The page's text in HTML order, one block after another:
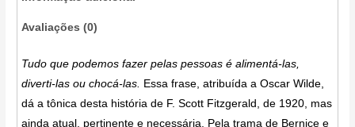
Avaliações (0)
Tudo que podemos fazer pelas pessoas é alimentá-las,
diverti-las ou chocá-las. Essa frase, atribuída a Oscar Wilde,
dá a tônica desta história de F. Scott Fitzgerald, de 1920, mas
ainda atual, pertinente e necessária. Pela trama de Bernice e